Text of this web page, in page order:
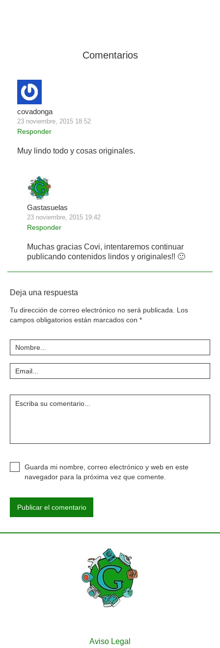
Comentarios
covadonga
23 noviembre, 2015 18:52
Responder
Muy lindo todo y cosas originales.
Gastasuelas
23 noviembre, 2015 19:42
Responder
Muchas gracias Covi, intentaremos continuar
publicando contenidos lindos y originales!! 🙂
Deja una respuesta
Tu dirección de correo electrónico no será publicada. Los
campos obligatorios están marcados con *
Guarda mi nombre, correo electrónico y web en este
navegador para la próxima vez que comente.
Aviso Legal